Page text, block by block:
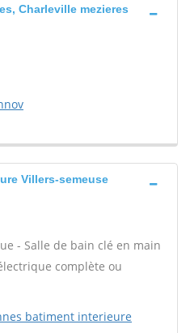
Charleville mezieres
Villers-semeuse
- Salle de bain clé en main
complète ou
batiment interieure